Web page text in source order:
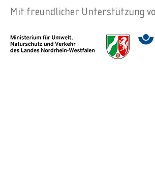
Mit freundlicher Unterstützung